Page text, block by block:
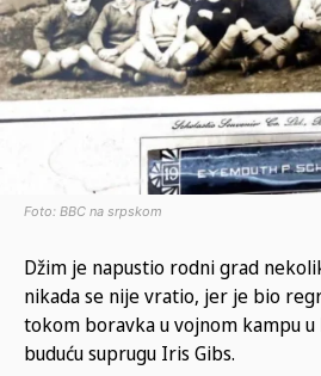
Foto: BBC na srpskom
Džim je napustio rodni grad
nikada se nije vratio, jer je bio
tokom boravka u vojnom kampu u
buduću suprugu Iris Gibs.